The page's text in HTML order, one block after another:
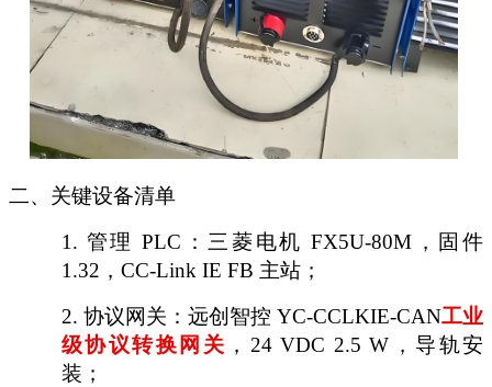
二、关键设备清单
1. 管理 PLC：三菱电机 FX5U-80M，固件
1.32，CC-Link IE FB 主站；
2. 协议网关：远创智控 YC-CCLKIE-CAN工业
级协议转换网关 ， 24 VDC 2.5 W，导轨安
装；